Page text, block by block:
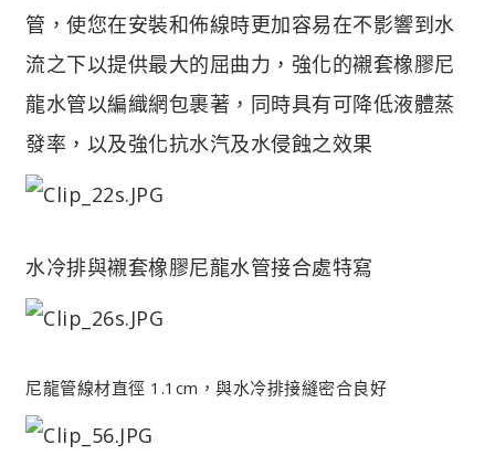
管，使您在安裝和佈線時更加容易在不影響到水
流之下以提供最大的屈曲力，強化的襯套橡膠尼
龍水管以編織網包裹著，同時具有可降低液體蒸
發率，以及強化抗水汽及水侵蝕之效果
水冷排與襯套橡膠尼龍水管接合處特寫
尼龍管線材直徑 1.1cm，與水冷排接縫密合良好